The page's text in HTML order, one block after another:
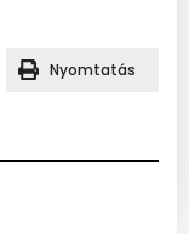
Nyomtatás